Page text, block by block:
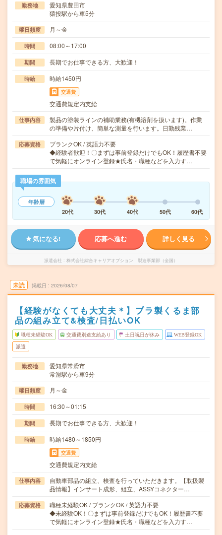
勤務地
愛知県豊田市
猿投駅から車5分
曜日頻度 月～金
時間 08:00～17:00
期間 長期でお仕事できる方、大歓迎！
時給 時給1450円
交通費
交通費規定内支給
仕事内容
製品の塗装ラインの補助業務(有機溶剤を扱います)。作業
の準備や片付け、簡単な測量を行います。日勤残業…
応募資格
ブランクOK / 英語力不要
◆経験者歓迎！〇まずは事前登録だけでもOK！履歴書不要
で気軽にオンライン登録★氏名・職種などを入力す…
職場の雰囲気
年齢層
20代
30代 40代 50代 60代
気になる! 応募へ進む 詳しく見る
派遣会社 株式会社綜合キャリアオプション 製造事業部（全国）
未読 掲載日 2026/08/07
【経験がなくても大丈夫＊】プラ製くるま部
品の組み立て&検査/日払いOK
職種未経験OK 交通費別途支給あり 土日祝日が休み WEB登録OK
派遣
勤務地
愛知県常滑市
常滑駅から車9分
曜日頻度 月～金
時間 16:30～01:15
期間 長期でお仕事できる方、大歓迎！
時給 時給1480～1850円
交通費
交通費規定内支給
仕事内容
自動車部品の組立、検査を行っていただきます。【取扱製
品情報】インサート成形、組立、ASSYコネクター…
応募資格
職種未経験OK / ブランクOK / 英語力不要
◆未経験OK！〇まずは事前登録だけでもOK！履歴書不要
で気軽にオンライン登録★氏名・職種などを入力す…